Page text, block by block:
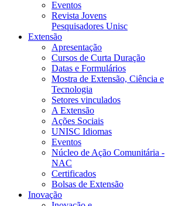
Eventos
Revista Jovens
Pesquisadores Unisc
Extensão
Apresentação
Cursos de Curta Duração
Datas e Formulários
Mostra de Extensão, Ciência e
Tecnologia
Setores vinculados
A Extensão
Ações Sociais
UNISC Idiomas
Eventos
Núcleo de Ação Comunitária -
NAC
Certificados
Bolsas de Extensão
Inovação